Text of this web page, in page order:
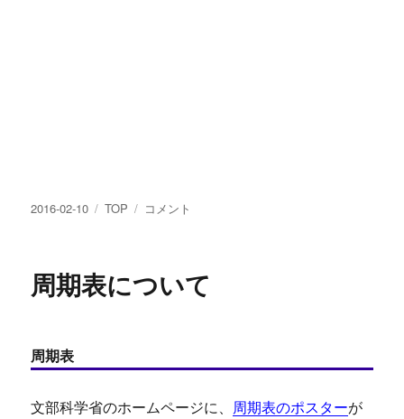
投
2016-02-10
カ
ー
TOP
TOP
コメント
周期表について
周期表
文部科学省のホームページに、 周期表のポスターが